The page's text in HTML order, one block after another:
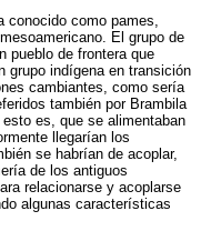
conocido como pames,
El grupo de
pueblo de frontera que
grupo indígena en transición
cambiantes, como sería
también por Brambila
es, que se alimentaban
llegarían los
se habrían de acoplar,
de los antiguos
relacionarse y acoplarse
algunas características